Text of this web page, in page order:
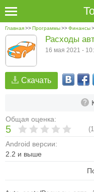
Главная>>Программы>>Финансы
Скачать
Общая оценка:
5 (1
Android версии:
2.2 и выше
Расходы
16 мая 2021 -